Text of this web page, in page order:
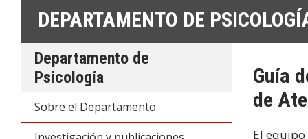
SOCIOLOGÍA
TRABAJO SOCIAL
DEPARTAMENTO DE
Departamento de
Psicología
Sobre el Departamento
Guía
de
El equipo